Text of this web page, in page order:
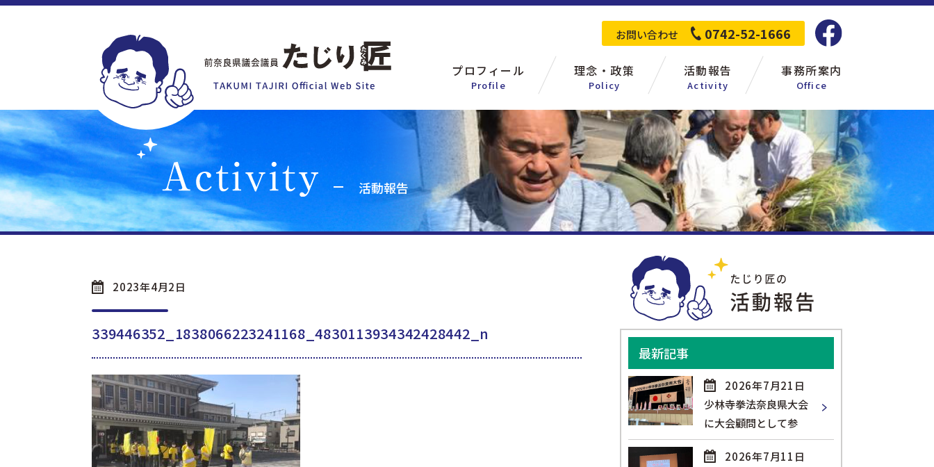
お問い合わせ 0742-52-1666
プロフィール
Profile
理念・政策
Policy
活動報告
Activity
事務所案内
Office
活動報告
2023年4月2日
339446352_1838066223241168_4830113934342428442_n
最新記事
2026年7月21日
少林寺拳法奈良県大会
に大会顧問として参
2026年7月11日